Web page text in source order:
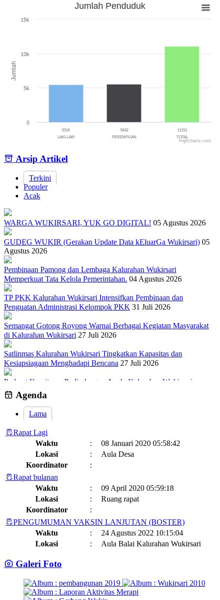
The chart has 1 Y axis displaying Jumlah. Range: 0 to 15000.
Jumlah
Jumlah Penduduk
5519
LAKI-LAKI
5632
PEREMPUAN
11151
TOTAL
0
5k
10k
15k
Highcharts.com
Arsip Artikel
Terkini
Populer
Acak
WARGA WUKIRSARI, YUK GO DIGITAL! 05 Agustus 2026
GUDEG WUKIR (Gerakan Update Data kEluarGa Wukirsari) 05
Agustus 2026
Pembinaan Pamong dan Lembaga Kalurahan Wukirsari
Memperkuat Tata Kelola Pemerintahan. 04 Agustus 2026
TP PKK Kalurahan Wukirsari Intensifkan Pembinaan dan
Penguatan Administrasi Kelompok PKK 31 Juli 2026
Semangat Gotong Royong Warnai Berbagai Kegiatan Masyarakat
di Kalurahan Wukirsari 27 Juli 2026
Satlinmas Kalurahan Wukirsari Tingkatkan Kapasitas dan
Kesiapsiagaan Menghadapi Bencana 27 Juli 2026
Perkuat Komitmen Perlindungan Anak, Kalurahan Wukirsari
Menggelar Sosialisasi dan Outbond Desa Ramah Anak
Agenda
Lama
Rapat Lagi
Waktu
:
08 Januari 2020 05:58:42
Lokasi
:
Aula Desa
Koordinator
:
Rapat bulanan
Waktu
:
09 April 2020 05:59:18
Lokasi
:
Ruang rapat
Koordinator
:
PENGUMUMAN VAKSIN LANJUTAN (BOSTER)
Waktu
:
24 Agustus 2022 10:15:04
Lokasi
:
Aula Balai Kalurahan Wukirsari
Jadwal dan Agenda Sisir Adminduk Kalurahan Wukirsari
Waktu
:
03 Februari 2023 08:44:13
Lokasi
:
Galeri Foto